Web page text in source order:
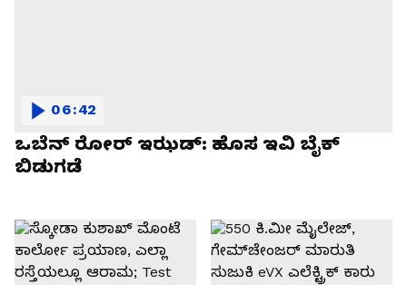
ಒಬೆನ್ ರೋರ್ ಇಝಡ್: ಹೊಸ ಇವಿ ಬೈಕ್
ಬಿಡುಗಡೆ
06:42